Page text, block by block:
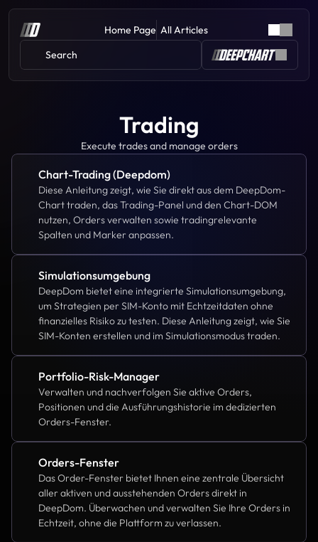
Home Page All Articles
Search
Trading
Execute trades and manage orders
Chart-Trading (Deepdom)
Diese Anleitung zeigt, wie Sie direkt aus dem DeepDom-
Chart traden, das Trading-Panel und den Chart-DOM
nutzen, Orders verwalten sowie tradingrelevante
Spalten und Marker anpassen.
Simulationsumgebung
DeepDom bietet eine integrierte Simulationsumgebung,
um Strategien per SIM-Konto mit Echtzeitdaten ohne
finanzielles Risiko zu testen. Diese Anleitung zeigt, wie Sie
SIM-Konten erstellen und im Simulationsmodus traden.
Portfolio-Risk-Manager
Verwalten und nachverfolgen Sie aktive Orders,
Positionen und die Ausführungshistorie im dedizierten
Orders-Fenster.
Orders-Fenster
Das Order-Fenster bietet Ihnen eine zentrale Übersicht
aller aktiven und ausstehenden Orders direkt in
DeepDom. Überwachen und verwalten Sie Ihre Orders in
Echtzeit, ohne die Plattform zu verlassen.